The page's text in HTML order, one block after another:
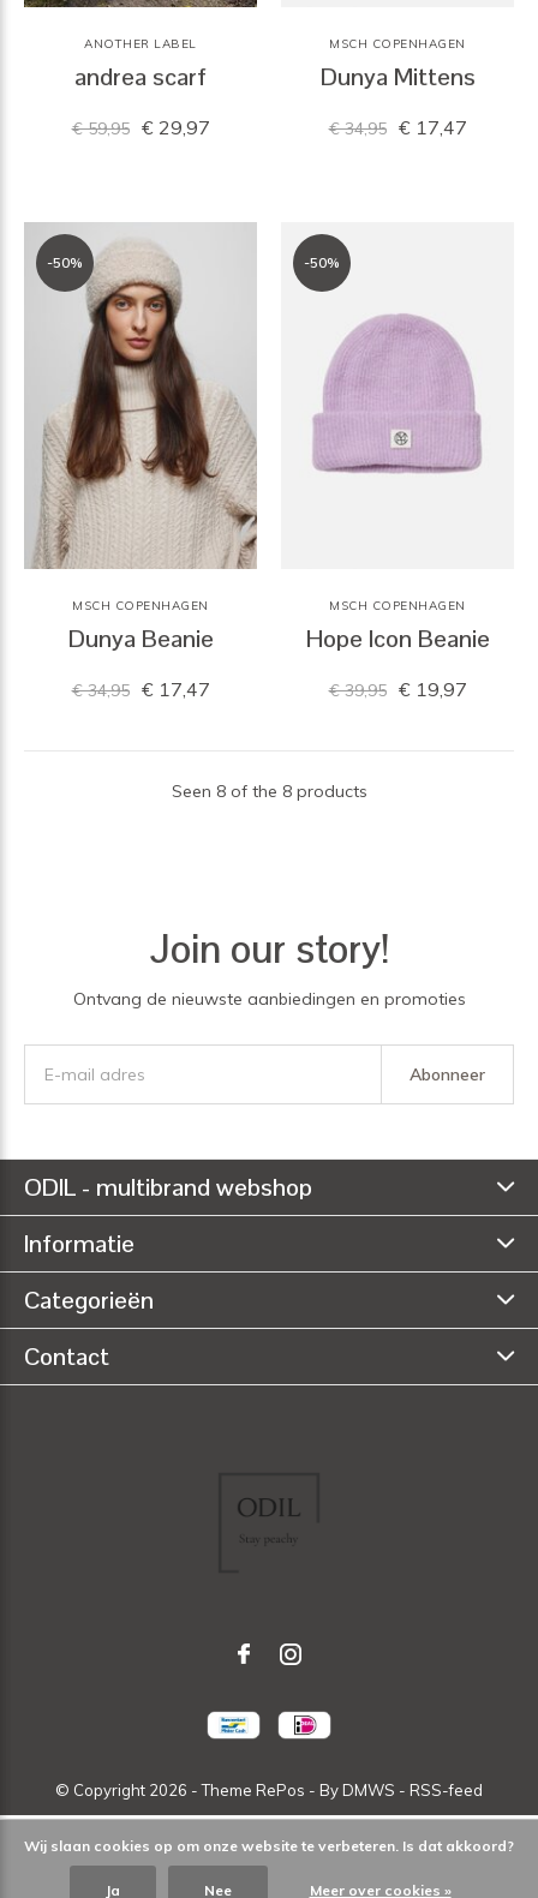
ANOTHER LABEL
andrea scarf
€ 59,95 € 29,97
MSCH COPENHAGEN
Dunya Mittens
€ 34,95 € 17,47
-50%
MSCH COPENHAGEN
Dunya Beanie
€ 34,95 € 17,47
-50%
MSCH COPENHAGEN
Hope Icon Beanie
€ 39,95 € 19,97
Seen 8 of the 8 products
Join our story!
Ontvang de nieuwste aanbiedingen en promoties
Abonneer
ODIL - multibrand webshop
Informatie
Categorieën
Contact
© Copyright 2026 - Theme RePos - By DMWS - RSS-feed
Wij slaan cookies op om onze website te verbeteren. Is dat akkoord?
Ja Nee Meer over cookies »